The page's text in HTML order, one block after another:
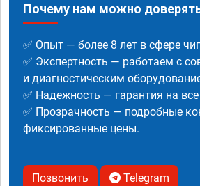
Почему нам можно
✅ Опыт — более 8 лет в сфере
✅ Экспертность — работаем с
и диагностическим
✅ Надежность — гарантия на
✅ Прозрачность — подробные
фиксированные цены.
Позвонить Telegram